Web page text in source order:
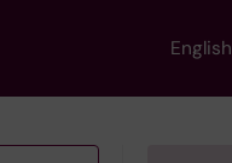
English